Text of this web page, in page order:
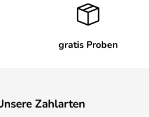
gratis Proben
Zahlarten